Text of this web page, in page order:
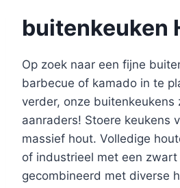
buitenkeuken
Op zoek naar een fijne
barbecue of kamado in te
verder, onze buitenkeukens
aanraders! Stoere keukens
massief hout. Volledige
of industrieel met een
gecombineerd met diverse